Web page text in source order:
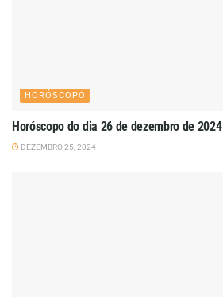
HORÓSCOPO
Horóscopo do dia 26 de dezembro de 2024
DEZEMBRO 25, 2024